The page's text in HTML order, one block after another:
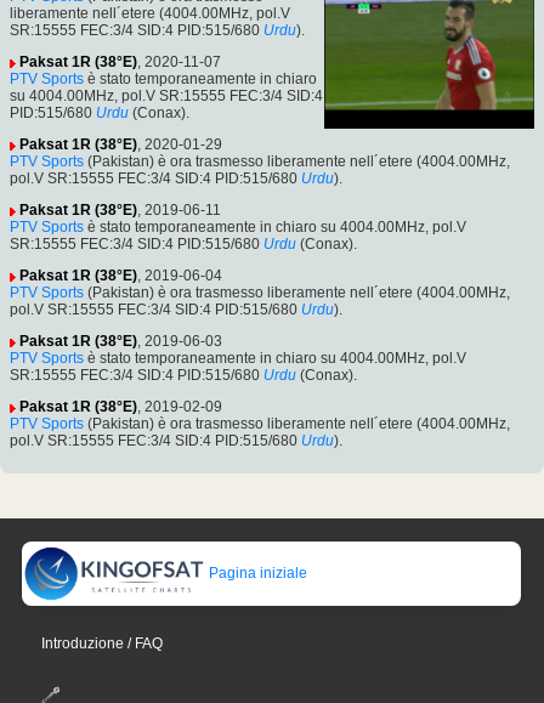
liberamente nell´etere (4004.00MHz, pol.V
SR:15555 FEC:3/4 SID:4 PID:515/680 Urdu).
Paksat 1R (38°E), 2020-11-07
PTV Sports è stato temporaneamente in chiaro
su 4004.00MHz, pol.V SR:15555 FEC:3/4 SID:4
PID:515/680 Urdu (Conax).
Paksat 1R (38°E), 2020-01-29
PTV Sports (Pakistan) è ora trasmesso liberamente nell´etere (4004.00MHz,
pol.V SR:15555 FEC:3/4 SID:4 PID:515/680 Urdu).
Paksat 1R (38°E), 2019-06-11
PTV Sports è stato temporaneamente in chiaro su 4004.00MHz, pol.V
SR:15555 FEC:3/4 SID:4 PID:515/680 Urdu (Conax).
Paksat 1R (38°E), 2019-06-04
PTV Sports (Pakistan) è ora trasmesso liberamente nell´etere (4004.00MHz,
pol.V SR:15555 FEC:3/4 SID:4 PID:515/680 Urdu).
Paksat 1R (38°E), 2019-06-03
PTV Sports è stato temporaneamente in chiaro su 4004.00MHz, pol.V
SR:15555 FEC:3/4 SID:4 PID:515/680 Urdu (Conax).
Paksat 1R (38°E), 2019-02-09
PTV Sports (Pakistan) è ora trasmesso liberamente nell´etere (4004.00MHz,
pol.V SR:15555 FEC:3/4 SID:4 PID:515/680 Urdu).
Pagina iniziale
Introduzione / FAQ